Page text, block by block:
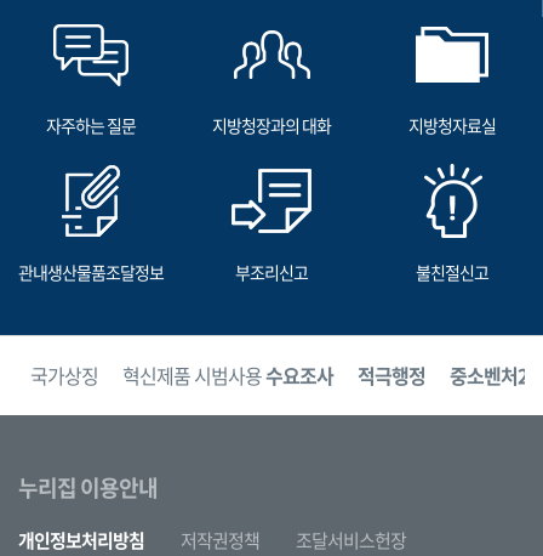
자주하는 질문 지방청장과의 대화 지방청자료실
관내생산물품조달정보 부조리신고 불친절신고
국가상징 혁신제품 시범사용수요조사 적극행정 중소벤처24
누리집 이용안내
개인정보처리방침 저작권정책
조달서비스헌장